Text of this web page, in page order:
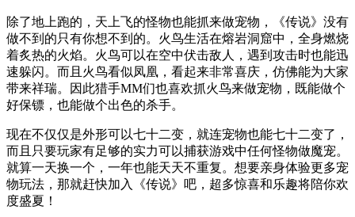
除了地上跑的，天上飞的怪物也能抓来做宠物，《传说》没有
做不到的只有你想不到的。火鸟生活在熔岩洞窟中，全身燃烧
着炙热的火焰。火鸟可以在空中伏击敌人，遇到攻击时也能迅
速躲闪。而且火鸟看似凤凰，看起来非常喜庆，仿佛能为大家
带来祥瑞。因此猎手MM们也喜欢抓火鸟来做宠物，既能做个
好保镖，也能做个出色的杀手。
现在不仅仅是外形可以七十二变，就连宠物也能七十二变了，
而且只要玩家有足够的实力可以捕获游戏中任何怪物做魔宠。
就算一天换一个，一年也能天天不重复。想要亲身体验更多宠
物玩法，那就赶快加入《传说》吧，超多惊喜和乐趣将陪你欢
度盛夏！